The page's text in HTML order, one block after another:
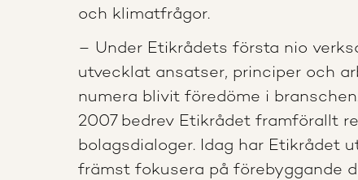
och klimatfrågor.
– Under Etikrådets första nio
utvecklat ansatser, principer och
numera blivit föredöme i
2007 bedrev Etikrådet framförallt
bolagsdialoger. Idag har Etikrådet
främst fokusera på förebyggande